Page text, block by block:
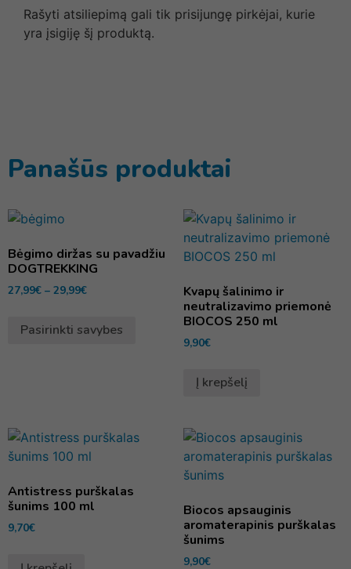
Rašyti atsiliepimą gali tik prisijungę pirkėjai, kurie
yra įsigiję šį produktą.
Panašūs produktai
Bėgimo diržas su pavadžiu
DOGTREKKING
27,99€ – 29,99€
Pasirinkti savybes
Kvapų šalinimo ir
neutralizavimo priemonė
BIOCOS 250 ml
9,90€
Į krepšelį
Antistress purškalas
šunims 100 ml
9,70€
Biocos apsauginis
aromaterapinis purškalas
šunims
9,90€